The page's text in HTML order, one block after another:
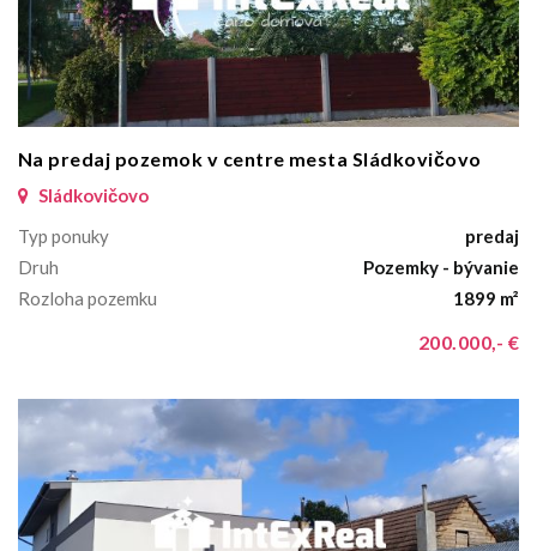
Na predaj pozemok v centre mesta Sládkovičovo
Sládkovičovo
Typ ponuky
predaj
Druh
Pozemky - bývanie
Rozloha pozemku
1899 m²
200.000,- €